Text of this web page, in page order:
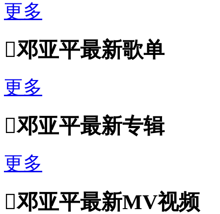
更多
邓亚平最新歌单
更多
邓亚平最新专辑
更多
邓亚平最新MV视频